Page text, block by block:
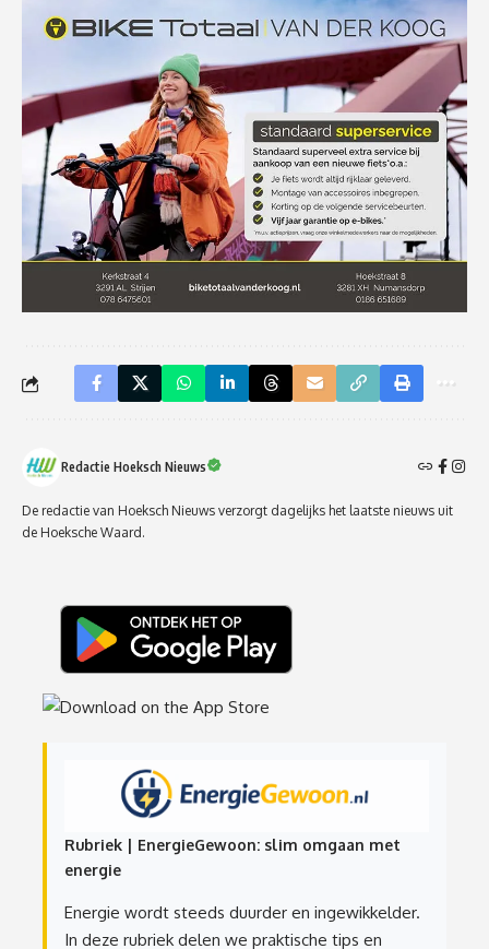
Redactie Hoeksch Nieuws
De redactie van Hoeksch Nieuws verzorgt dagelijks het laatste nieuws uit
de Hoeksche Waard.
Rubriek | EnergieGewoon: slim omgaan met
energie
Energie wordt steeds duurder en ingewikkelder.
In deze rubriek delen we praktische tips en